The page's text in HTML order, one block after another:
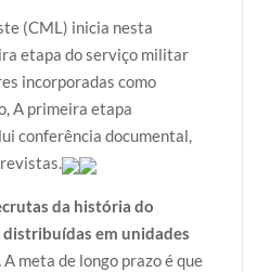
a
r
e
(CML) inicia nesta
etapa do serviço militar
incorporadas como
A primeira etapa
conferência documental,
da história do
em unidades
A meta de longo prazo é que